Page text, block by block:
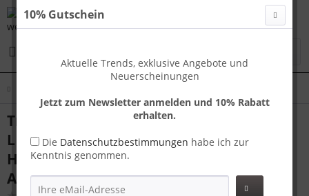
Travelhouse London großer Reisekoffer
L Silber 75 x 48 x 26 cm | Polycarbonat-
Hartschale | TSA-Schloss,
Aluminiumrahmen
10% Gutschein
Aktuelle Trends, exklusive Angebote und
Neuerscheinungen
Jetzt zum Newsletter anmelden und 10% Rabatt
erhalten.
Die Datenschutzbestimmungen habe ich zur
Kenntnis genommen.